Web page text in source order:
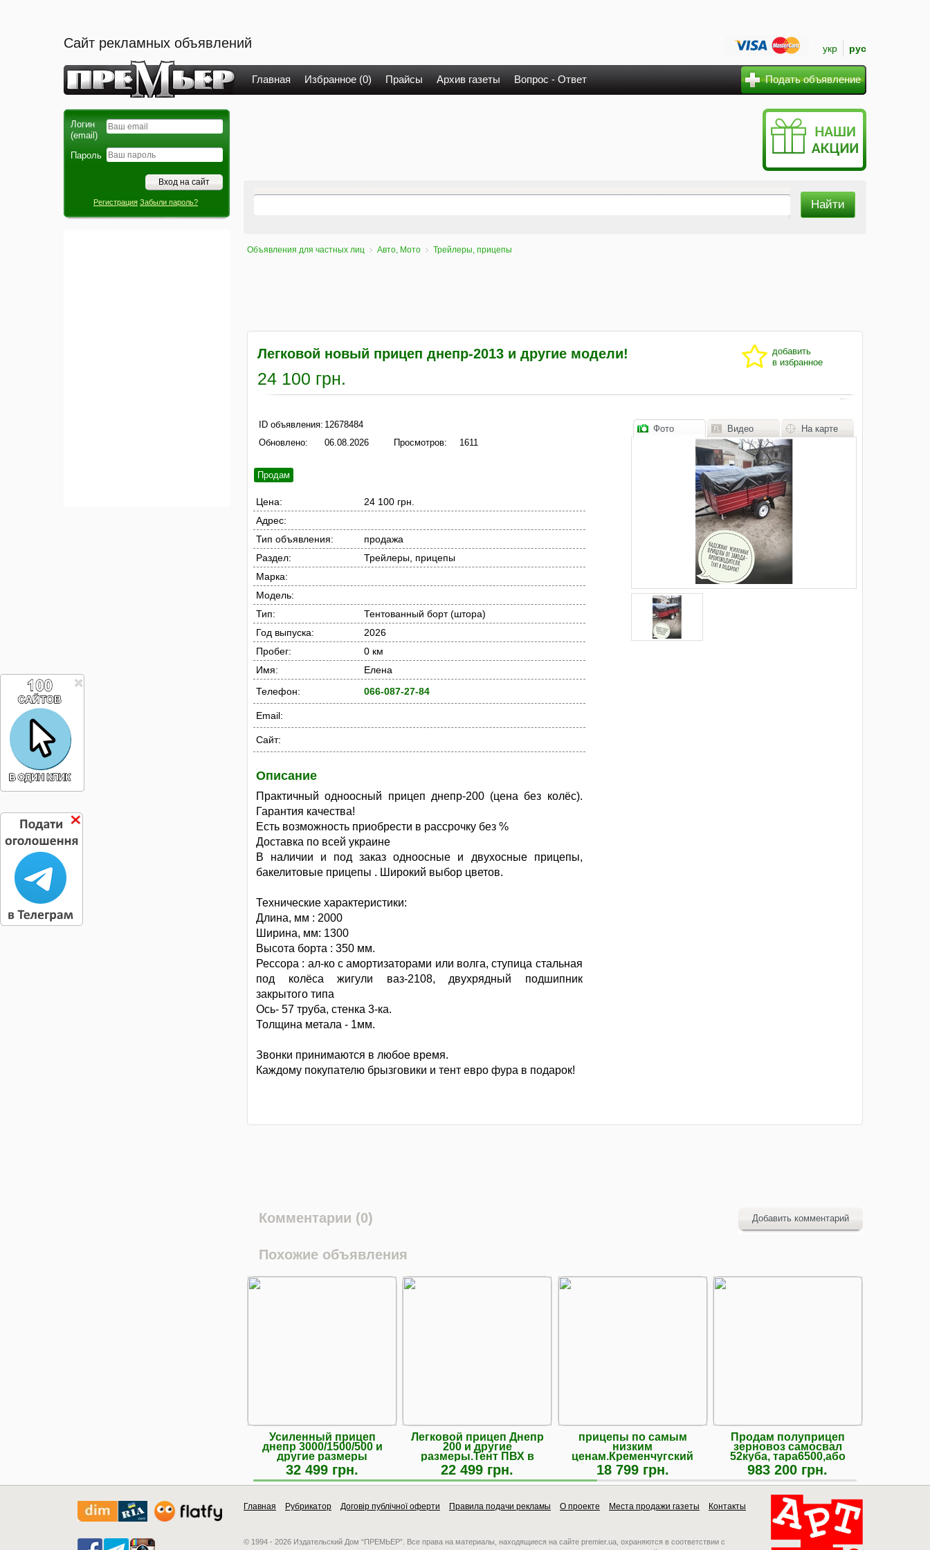
Сайт рекламных объявлений укр рус
Главная Избранное (0) Прайсы Архив газеты Вопрос - Ответ Подать объявление
Логин
(email)
Пароль
Регистрация Забыли пароль?
Объявления для частных лиц Авто, Мото Трейлеры, прицепы
Легковой новый прицеп днепр-2013 и другие модели!
добавить
в избранное
24 100 грн.
ID объявления: 12678484
Обновлено:
06.08.2026 Просмотров: 1611
Продам
Цена:
24 100 грн.
Адрес:
Тип объявления:
продажа
Раздел:
Трейлеры, прицепы
Марка:
Модель:
Тип:
Тентованный борт (штора)
Год выпуска:
2026
Пробег:
0 км
Имя:
Елена
Телефон:
066-087-27-84
Email:
Сайт:
Описание
Практичный одноосный прицеп днепр-200 (цена без колёс).
Гарантия качества!
Есть возможность приобрести в рассрочку без %
Доставка по всей украине
В наличии и под заказ одноосные и двухосные прицепы,
бакелитовые прицепы . Широкий выбор цветов.
Технические характеристики:
Длина, мм : 2000
Ширина, мм: 1300
Высота борта : 350 мм.
Рессора : ал-ко с амортизаторами или волга, ступица стальная
под колёса жигули ваз-2108, двухрядный подшипник
закрытого типа
Ось- 57 труба, стенка 3-ка.
Толщина метала - 1мм.
Звонки принимаются в любое время.
Каждому покупателю брызговики и тент евро фура в подарок!
Фото Видео На карте
Комментарии (0) Добавить комментарий
Похожие объявления
Усиленный прицеп
днепр 3000/1500/500 и
другие размеры
32 499 грн.
Легковой прицеп Днепр
200 и другие
размеры.Тент ПВХ в
подарок!
22 499 грн.
прицепы по самым
низким
ценам.Кременчугский
Завод.Тент Евро Фура
18 799 грн.
Продам полуприцеп
зерновоз самосвал
52куба, тара6500,або
обмен
983 200 грн.
Главная Рубрикатор Договір публічної оферти Правила подачи рекламы О проекте Места продажи газеты Контакты
© 1994 - 2026 Издательский Дом “ПРЕМЬЕР”. Все права на материалы, находящиеся на сайте premier.ua, охраняются в соответствии с